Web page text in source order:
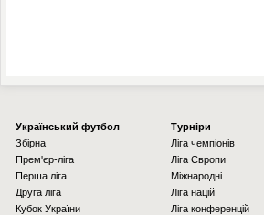
Українcький футбол
Збірна
Прем'єр-ліга
Перша ліга
Друга ліга
Кубок України
Турніри
Ліга чемпіонів
Ліга Європи
Міжнародні
Ліга націй
Ліга конференцій